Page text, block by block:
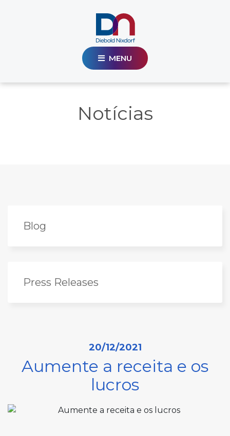
MENU
Notícias
Blog
Press Releases
20/12/2021
Aumente a receita e os
lucros